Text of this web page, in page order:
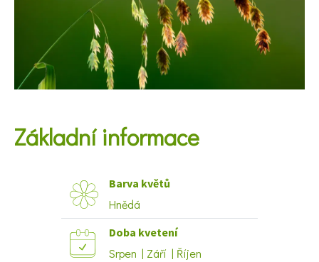
KVÍZY A TESTY
Základní informace
Barva květů
Hnědá
Doba kvetení
Srpen | Září | Říjen